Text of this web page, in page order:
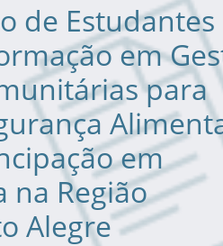
de
em
para
em
na Região
Alegre